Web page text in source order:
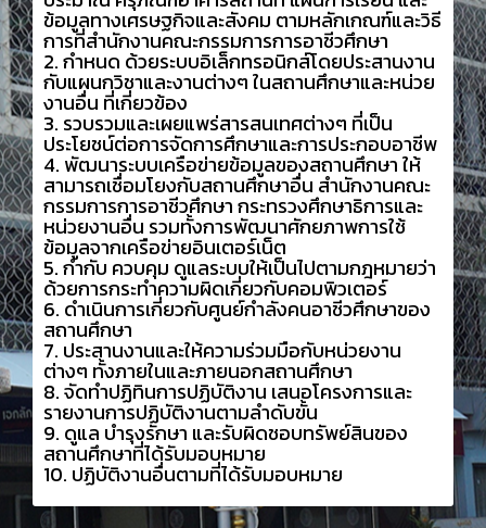
ข้อมูลทางเศรษฐกิจและสังคม ตามหลักเกณฑ์และวิธี
การที่สำนักงานคณะกรรมการการอาชีวศึกษา
2. กำหนด ด้วยระบบอิเล็กทรอนิกส์โดยประสานงาน
กับแผนกวิชาและงานต่างๆ ในสถานศึกษาและหน่วย
งานอื่น ที่เกี่ยวข้อง
3. รวบรวมและเผยแพร่สารสนเทศต่างๆ ที่เป็น
ประโยชน์ต่อการจัดการศึกษาและการประกอบอาชีพ
4. พัฒนาระบบเครือข่ายข้อมูลของสถานศึกษา ให้
สามารถเชื่อมโยงกับสถานศึกษาอื่น สำนักงานคณะ
กรรมการการอาชีวศึกษา กระทรวงศึกษาธิการและ
หน่วยงานอื่น รวมทั้งการพัฒนาศักยภาพการใช้
ข้อมูลจากเครือข่ายอินเตอร์เน็ต
5. กำกับ ควบคุม ดูแลระบบให้เป็นไปตามกฎหมายว่า
ด้วยการกระทำความผิดเกี่ยวกับคอมพิวเตอร์
6. ดำเนินการเกี่ยวกับศูนย์กำลังคนอาชีวศึกษาของ
สถานศึกษา
7. ประสานงานและให้ความร่วมมือกับหน่วยงาน
ต่างๆ ทั้งภายในและภายนอกสถานศึกษา
8. จัดทำปฏิทินการปฏิบัติงาน เสนอโครงการและ
รายงานการปฏิบัติงานตามลำดับขั้น
9. ดูแล บำรุงรักษา และรับผิดชอบทรัพย์สินของ
สถานศึกษาที่ได้รับมอบหมาย
10. ปฏิบัติงานอื่นตามที่ได้รับมอบหมาย